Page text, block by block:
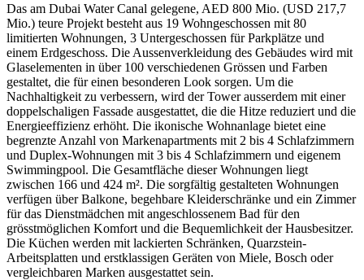
Das am Dubai Water Canal gelegene, AED 800 Mio. (USD 217,7
Mio.) teure Projekt besteht aus 19 Wohngeschossen mit 80
limitierten Wohnungen, 3 Untergeschossen für Parkplätze und
einem Erdgeschoss. Die Aussenverkleidung des Gebäudes wird mit
Glaselementen in über 100 verschiedenen Grössen und Farben
gestaltet, die für einen besonderen Look sorgen. Um die
Nachhaltigkeit zu verbessern, wird der Tower ausserdem mit einer
doppelschaligen Fassade ausgestattet, die die Hitze reduziert und die
Energieeffizienz erhöht. Die ikonische Wohnanlage bietet eine
begrenzte Anzahl von Markenapartments mit 2 bis 4 Schlafzimmern
und Duplex-Wohnungen mit 3 bis 4 Schlafzimmern und eigenem
Swimmingpool. Die Gesamtfläche dieser Wohnungen liegt
zwischen 166 und 424 m². Die sorgfältig gestalteten Wohnungen
verfügen über Balkone, begehbare Kleiderschränke und ein Zimmer
für das Dienstmädchen mit angeschlossenem Bad für den
grösstmöglichen Komfort und die Bequemlichkeit der Hausbesitzer.
Die Küchen werden mit lackierten Schränken, Quarzstein-
Arbeitsplatten und erstklassigen Geräten von Miele, Bosch oder
vergleichbaren Marken ausgestattet sein.